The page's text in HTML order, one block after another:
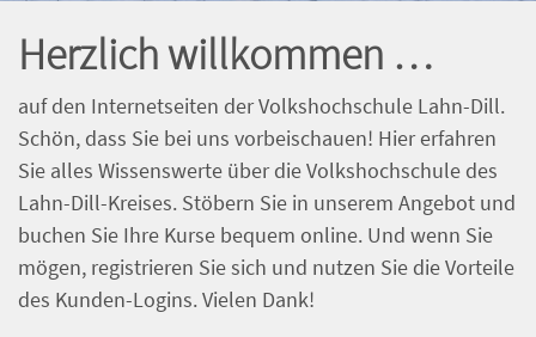
Herzlich willkommen …
auf den Internetseiten der Volkshochschule Lahn-Dill.
Schön, dass Sie bei uns vorbeischauen! Hier erfahren
Sie alles Wissenswerte über die Volkshochschule des
Lahn-Dill-Kreises. Stöbern Sie in unserem Angebot und
buchen Sie Ihre Kurse bequem online. Und wenn Sie
mögen, registrieren Sie sich und nutzen Sie die Vorteile
des Kunden-Logins. Vielen Dank!